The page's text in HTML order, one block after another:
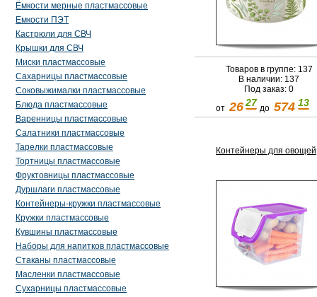
Ёмкости мерные пластмассовые
Емкости ПЭТ
Кастрюли для СВЧ
Крышки для СВЧ
Миски пластмассовые
Сахарницы пластмассовые
Соковыжималки пластмассовые
Блюда пластмассовые
Варенницы пластмассовые
Салатники пластмассовые
Тарелки пластмассовые
Тортницы пластмассовые
Фруктовницы пластмассовые
Дуршлаги пластмассовые
Контейнеры-кружки пластмассовые
Кружки пластмассовые
Кувшины пластмассовые
Наборы для напитков пластмассовые
Стаканы пластмассовые
Масленки пластмассовые
Сухарницы пластмассовые
Товаров в группе: 137
В наличии: 137
Под заказ: 0
от 26 27до574 13
Контейнеры для овощей